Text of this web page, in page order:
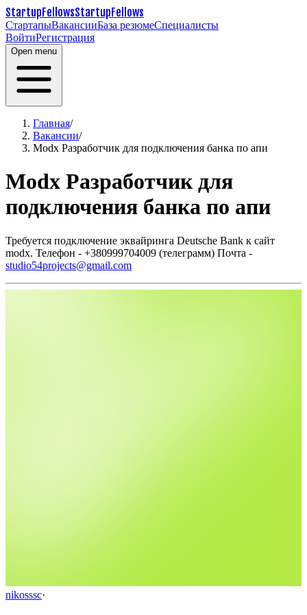
StartupFellowsStartupFellows
СтартапыВакансииБаза резюмеСпециалисты
ВойтиРегистрация
Open menu
Главная/
Вакансии/
Modx Разработчик для подключения банка по апи
Modx Разработчик для
подключения банка по апи
Требуется подключение эквайринга Deutsche Bank к сайт
modx. Телефон - +380999704009 (телеграмм) Почта -
studio54projects@gmail.com
nikosssc·